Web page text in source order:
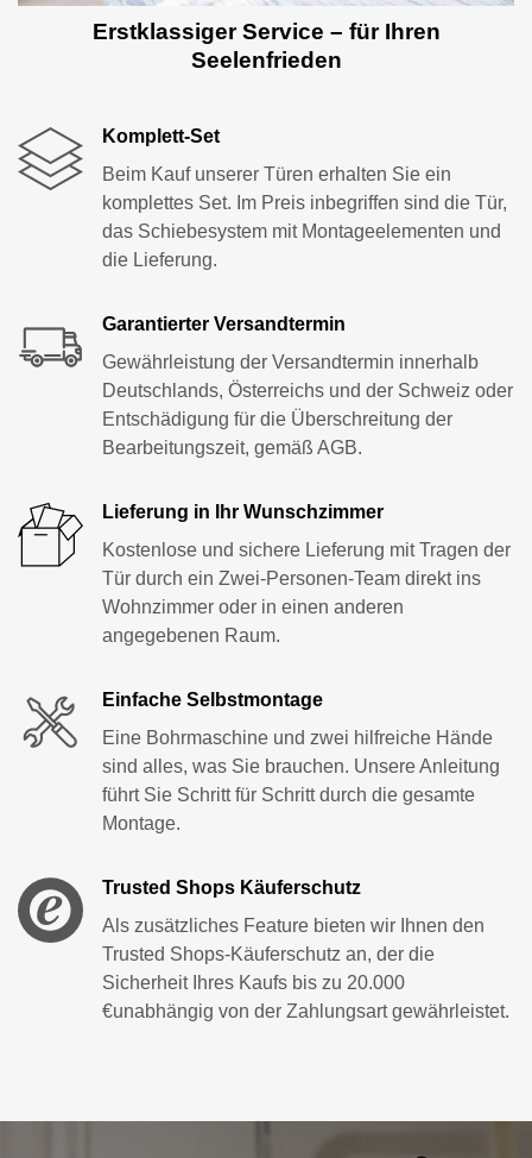
Erstklassiger Service – für Ihren
Seelenfrieden
Komplett-Set
Beim Kauf unserer Türen erhalten Sie ein
komplettes Set. Im Preis inbegriffen sind die Tür,
das Schiebesystem mit Montageelementen und
die Lieferung.
Garantierter Versandtermin
Gewährleistung der Versandtermin innerhalb
Deutschlands, Österreichs und der Schweiz oder
Entschädigung für die Überschreitung der
Bearbeitungszeit, gemäß AGB.
Lieferung in Ihr Wunschzimmer
Kostenlose und sichere Lieferung mit Tragen der
Tür durch ein Zwei-Personen-Team direkt ins
Wohnzimmer oder in einen anderen
angegebenen Raum.
Einfache Selbstmontage
Eine Bohrmaschine und zwei hilfreiche Hände
sind alles, was Sie brauchen. Unsere Anleitung
führt Sie Schritt für Schritt durch die gesamte
Montage.
Trusted Shops Käuferschutz
Als zusätzliches Feature bieten wir Ihnen den
Trusted Shops-Käuferschutz an, der die
Sicherheit Ihres Kaufs bis zu 20.000
€unabhängig von der Zahlungsart gewährleistet.